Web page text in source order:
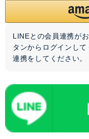
LINEとの会員連携が
タンからログインして
連携をしてください。